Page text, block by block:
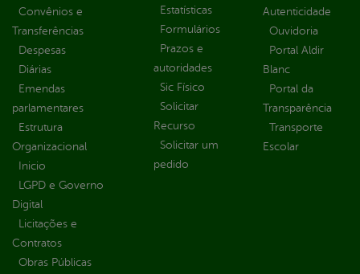
Convênios e
Transferências
Despesas
Diárias
Emendas
parlamentares
Estrutura
Organizacional
Inicio
LGPD e Governo
Digital
Licitações e
Contratos
Obras Públicas
Estatísticas
Formulários
Prazos e
autoridades
Sic Físico
Solicitar
Recurso
Solicitar um
pedido
Autenticidade
Ouvidoria
Portal Aldir
Blanc
Portal da
Transparência
Transporte
Escolar